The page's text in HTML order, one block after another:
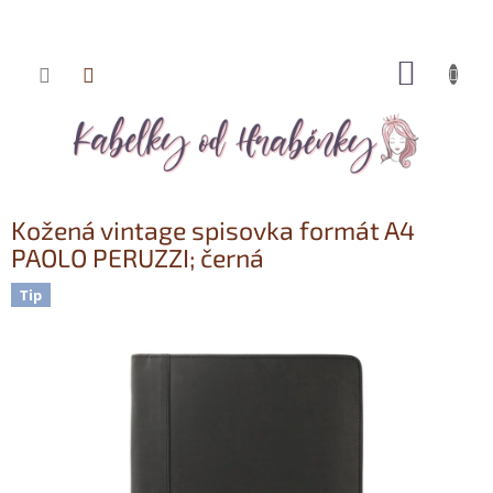
Přejít
Kožená vintage spisovka formát A4
PAOLO PERUZZI; černá
Tip